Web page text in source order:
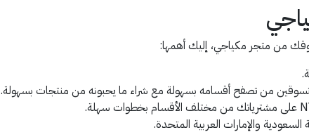
من متجر مكياجي، إليك أهمها:
من تصفح أقسامه بسهولة مع شراء ما يحبونه من منتجات بسهولة.
والإمارات العربية المتحدة.